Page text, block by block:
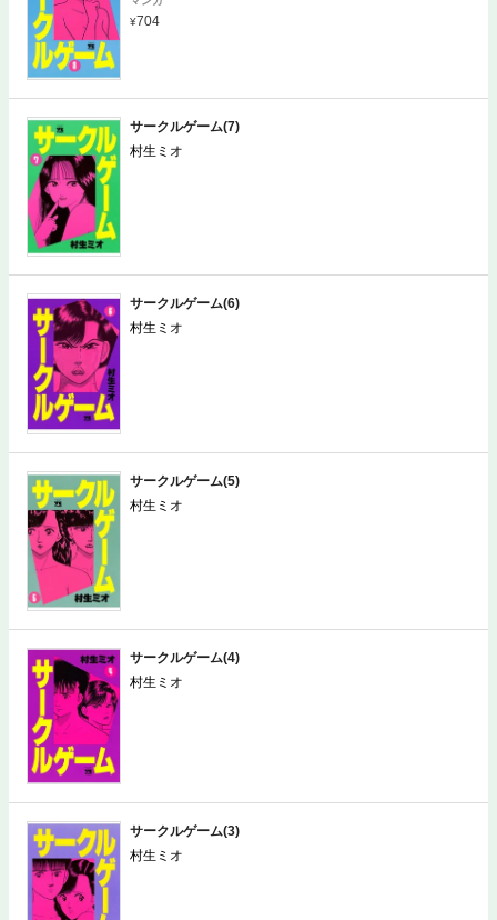
704
サークルゲーム(7)
村生ミオ
サークルゲーム(6)
村生ミオ
サークルゲーム(5)
村生ミオ
サークルゲーム(4)
村生ミオ
サークルゲーム(3)
村生ミオ